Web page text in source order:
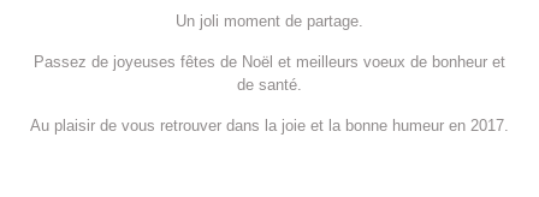
Un joli moment de partage.
Passez de joyeuses fêtes de Noël et meilleurs voeux de bonheur et
de santé.
Au plaisir de vous retrouver dans la joie et la bonne humeur en 2017.